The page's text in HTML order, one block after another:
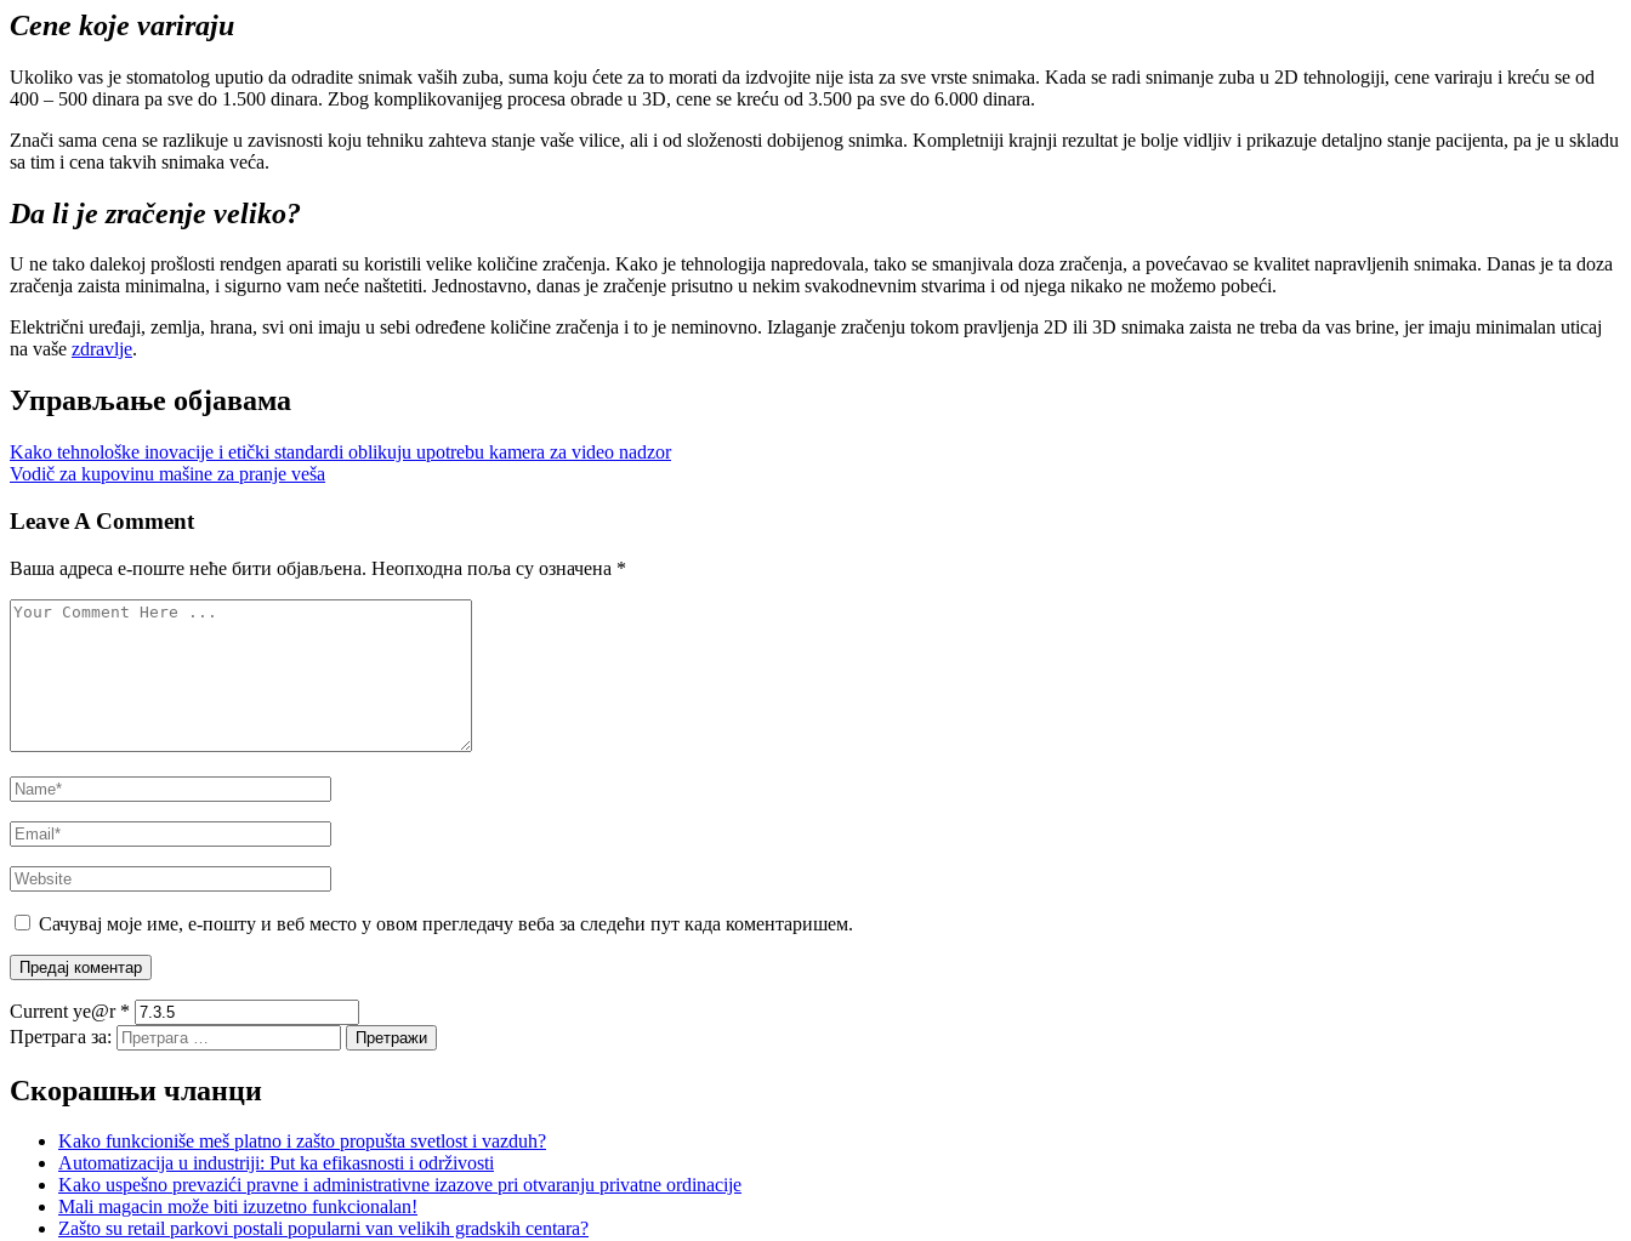
Cene koje variraju
Ukoliko vas je stomatolog uputio da odradite snimak vaših zuba, suma koju ćete za to morati da izdvojite nije ista za sve vrste snimaka. Kada se radi snimanje zuba u 2D tehnologiji, cene variraju i kreću se od
400 – 500 dinara pa sve do 1.500 dinara. Zbog komplikovanijeg procesa obrade u 3D, cene se kreću od 3.500 pa sve do 6.000 dinara.
Znači sama cena se razlikuje u zavisnosti koju tehniku zahteva stanje vaše vilice, ali i od složenosti dobijenog snimka. Kompletniji krajnji rezultat je bolje vidljiv i prikazuje detaljno stanje pacijenta, pa je u skladu
sa tim i cena takvih snimaka veća.
Da li je zračenje veliko?
U ne tako dalekoj prošlosti rendgen aparati su koristili velike količine zračenja. Kako je tehnologija napredovala, tako se smanjivala doza zračenja, a povećavao se kvalitet napravljenih snimaka. Danas je ta doza
zračenja zaista minimalna, i sigurno vam neće naštetiti. Jednostavno, danas je zračenje prisutno u nekim svakodnevnim stvarima i od njega nikako ne možemo pobeći.
Električni uređaji, zemlja, hrana, svi oni imaju u sebi određene količine zračenja i to je neminovno. Izlaganje zračenju tokom pravljenja 2D ili 3D snimaka zaista ne treba da vas brine, jer imaju minimalan uticaj
na vaše zdravlje.
Управљање објавама
Kako tehnološke inovacije i etički standardi oblikuju upotrebu kamera za video nadzor
Vodič za kupovinu mašine za pranje veša
Leave A Comment
Ваша адреса е-поште неће бити објављена. Неопходна поља су означена *
Сачувај моје име, е-пошту и веб место у овом прегледачу веба за следећи пут када коментаришем.
Current ye@r *
Претрага за:
Скорашњи чланци
Kako funkcioniše meš platno i zašto propušta svetlost i vazduh?
Automatizacija u industriji: Put ka efikasnosti i održivosti
Kako uspešno prevazići pravne i administrativne izazove pri otvaranju privatne ordinacije
Mali magacin može biti izuzetno funkcionalan!
Zašto su retail parkovi postali popularni van velikih gradskih centara?